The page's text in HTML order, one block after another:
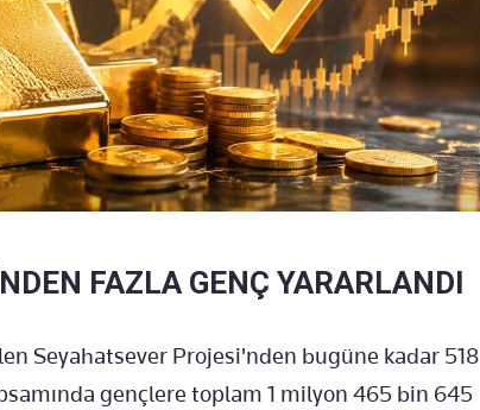
FAZLA GENÇ YARARLANDI
Seyahatsever Projesi'nden bugüne kadar 518
gençlere toplam 1 milyon 465 bin 645